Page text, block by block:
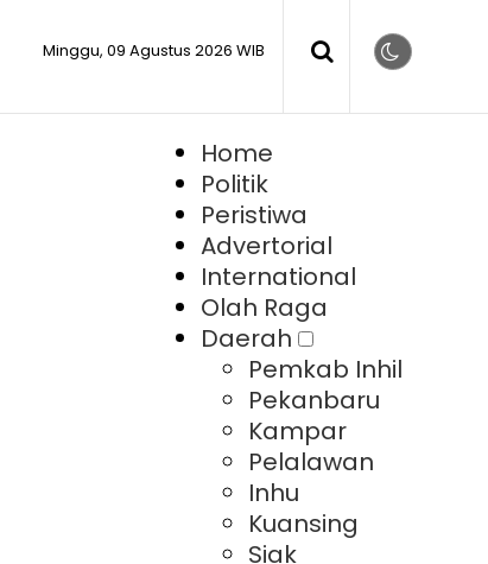
Minggu, 09 Agustus 2026 WIB
Home
Politik
Peristiwa
Advertorial
International
Olah Raga
Daerah
Pemkab Inhil
Pekanbaru
Kampar
Pelalawan
Inhu
Kuansing
Siak